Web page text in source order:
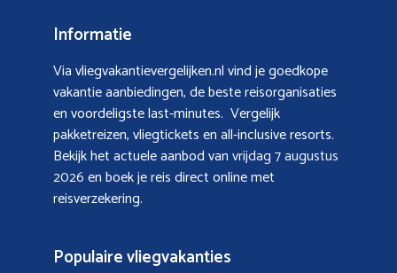
Informatie
Via vliegvakantievergelijken.nl vind je goedkope
vakantie aanbiedingen, de beste reisorganisaties
en voordeligste last-minutes. Vergelijk
pakketreizen, vliegtickets en all-inclusive resorts.
Bekijk het actuele aanbod vanvrijdag 7 augustus
2026en boek je reis direct online met
reisverzekering.
Populaire vliegvakanties